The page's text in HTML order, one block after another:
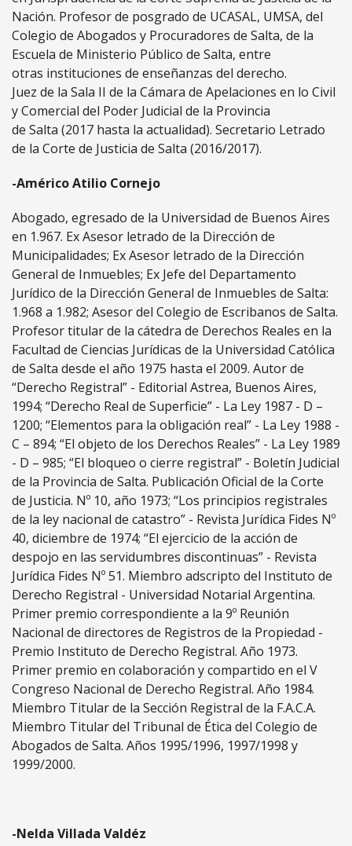
Nación. Profesor de posgrado de UCASAL, UMSA, del
Colegio de Abogados y Procuradores de Salta, de la
Escuela de Ministerio Público de Salta, entre
otras instituciones de enseñanzas del derecho.
Juez de la Sala II de la Cámara de Apelaciones en lo Civil
y Comercial del Poder Judicial de la Provincia
de Salta (2017 hasta la actualidad). Secretario Letrado
de la Corte de Justicia de Salta (2016/2017).
-Américo Atilio Cornejo
Abogado, egresado de la Universidad de Buenos Aires
en 1.967. Ex Asesor letrado de la Dirección de
Municipalidades; Ex Asesor letrado de la Dirección
General de Inmuebles; Ex Jefe del Departamento
Jurídico de la Dirección General de Inmuebles de Salta:
1.968 a 1.982; Asesor del Colegio de Escribanos de Salta.
Profesor titular de la cátedra de Derechos Reales en la
Facultad de Ciencias Jurídicas de la Universidad Católica
de Salta desde el año 1975 hasta el 2009. Autor de
“Derecho Registral” - Editorial Astrea, Buenos Aires,
1994; “Derecho Real de Superficie” - La Ley 1987 - D –
1200; “Elementos para la obligación real” - La Ley 1988 -
C – 894; “El objeto de los Derechos Reales” - La Ley 1989
- D – 985; “El bloqueo o cierre registral” - Boletín Judicial
de la Provincia de Salta. Publicación Oficial de la Corte
de Justicia. Nº 10, año 1973; “Los principios registrales
de la ley nacional de catastro” - Revista Jurídica Fides Nº
40, diciembre de 1974; “El ejercicio de la acción de
despojo en las servidumbres discontinuas” - Revista
Jurídica Fides Nº 51. Miembro adscripto del Instituto de
Derecho Registral - Universidad Notarial Argentina.
Primer premio correspondiente a la 9º Reunión
Nacional de directores de Registros de la Propiedad -
Premio Instituto de Derecho Registral. Año 1973.
Primer premio en colaboración y compartido en el V
Congreso Nacional de Derecho Registral. Año 1984.
Miembro Titular de la Sección Registral de la F.A.C.A.
Miembro Titular del Tribunal de Ética del Colegio de
Abogados de Salta. Años 1995/1996, 1997/1998 y
1999/2000.
-Nelda Villada Valdéz